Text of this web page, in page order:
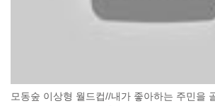
모동숲 이상형 월드컵//내가 좋아하는 주민을